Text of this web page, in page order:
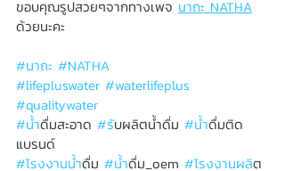
ขอบคุณรูปสวยๆจากทางเพจ นาถะ NATHA
ด้วยนะคะ
#นาถะ #NATHA
#lifepluswater #waterlifeplus
#qualitywater
#น้ำดื่มสะอาด #รับผลิตน้ำดื่ม #น้ำดื่มติด
แบรนด์
#โรงงานน้ำดื่ม #น้ำดื่ม_oem #โรงงานผลิต